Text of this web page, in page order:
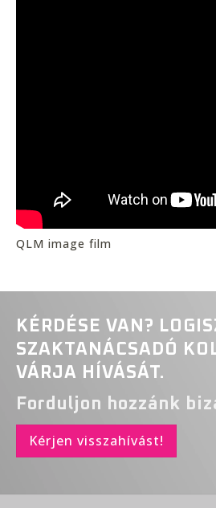
QLM image film
KÉRDÉSE VAN?
SZAKTANÁCSADÓ
VÁRJA HÍVÁSÁT.
Forduljon hozzánk
Kérjen visszahívást!